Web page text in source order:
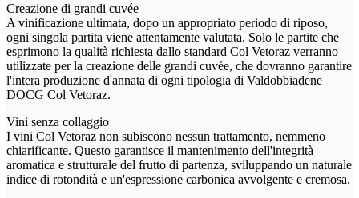
Creazione di grandi cuvée
A vinificazione ultimata, dopo un appropriato periodo di riposo,
ogni singola partita viene attentamente valutata. Solo le partite che
esprimono la qualità richiesta dallo standard Col Vetoraz verranno
utilizzate per la creazione delle grandi cuvée, che dovranno garantire
l'intera produzione d'annata di ogni tipologia di Valdobbiadene
DOCG Col Vetoraz.
Vini senza collaggio
I vini Col Vetoraz non subiscono nessun trattamento, nemmeno
chiarificante. Questo garantisce il mantenimento dell'integrità
aromatica e strutturale del frutto di partenza, sviluppando un naturale
indice di rotondità e un'espressione carbonica avvolgente e cremosa.